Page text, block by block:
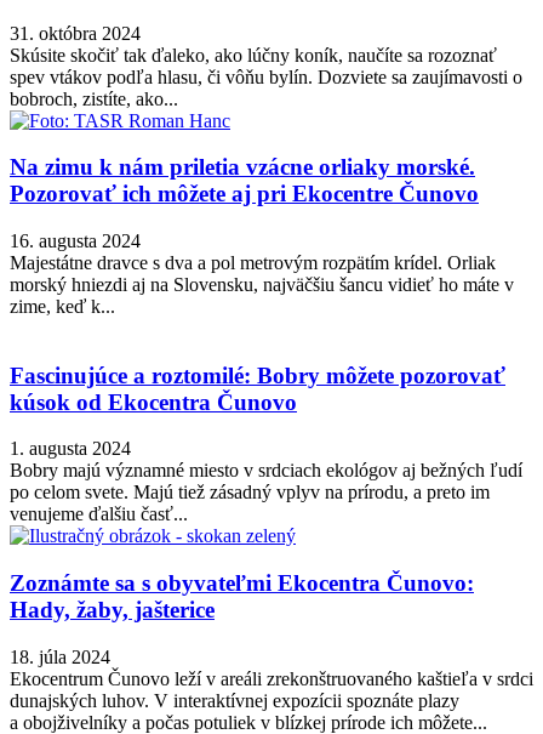
31. októbra 2024
Skúsite skočiť tak ďaleko, ako lúčny koník, naučíte sa rozoznať
spev vtákov podľa hlasu, či vôňu bylín. Dozviete sa zaujímavosti o
bobroch, zistíte, ako...
Na zimu k nám priletia vzácne orliaky morské.
Pozorovať ich môžete aj pri Ekocentre Čunovo
16. augusta 2024
Majestátne dravce s dva a pol metrovým rozpätím krídel. Orliak
morský hniezdi aj na Slovensku, najväčšiu šancu vidieť ho máte v
zime, keď k...
Fascinujúce a roztomilé: Bobry môžete pozorovať
kúsok od Ekocentra Čunovo
1. augusta 2024
Bobry majú významné miesto v srdciach ekológov aj bežných ľudí
po celom svete. Majú tiež zásadný vplyv na prírodu, a preto im
venujeme ďalšiu časť...
Zoznámte sa s obyvateľmi Ekocentra Čunovo:
Hady, žaby, jašterice
18. júla 2024
Ekocentrum Čunovo leží v areáli zrekonštruovaného kaštieľa v srdci
dunajských luhov. V interaktívnej expozícii spoznáte plazy
a obojživelníky a počas potuliek v blízkej prírode ich môžete...